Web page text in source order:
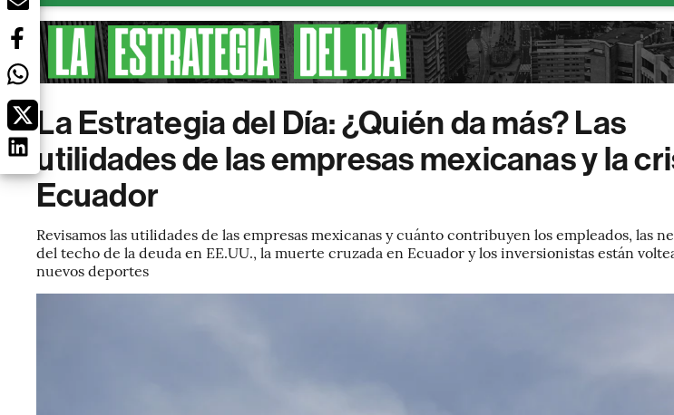
La Estrategia del Día: ¿Quién da más? Las
utilidades de las empresas mexicanas y la
Ecuador
Revisamos las utilidades de las empresas mexicanas y cuánto contribuyen los empleados, las
del techo de la deuda en EE.UU., la muerte cruzada en Ecuador y los inversionistas están
nuevos deportes